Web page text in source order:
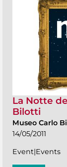
La Notte
Bilotti
Museo Carlo
14/05/2011
Event|Events